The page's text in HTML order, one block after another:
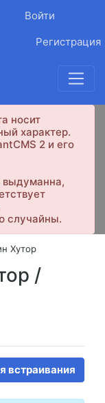
Войти
Регистрация
носит
характер.
2 и его
выдуманна,
случайны.
Хутор
/
встраивания